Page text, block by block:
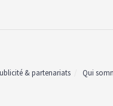
& partenariats Qui